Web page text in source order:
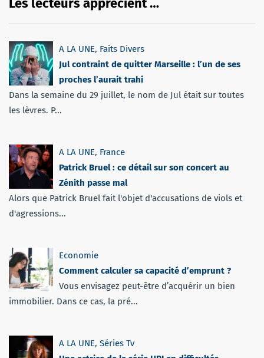
Les lecteurs apprécient …
A LA UNE, Faits Divers
Jul contraint de quitter Marseille : l’un de ses
proches l’aurait trahi
Dans la semaine du 29 juillet, le nom de Jul était sur toutes
les lèvres. P...
A LA UNE, France
Patrick Bruel : ce détail sur son concert au
Zénith passe mal
Alors que Patrick Bruel fait l'objet d'accusations de viols et
d'agressions...
Economie
Comment calculer sa capacité d’emprunt ?
Vous envisagez peut-être d’acquérir un bien
immobilier. Dans ce cas, la pré...
A LA UNE, Séries Tv